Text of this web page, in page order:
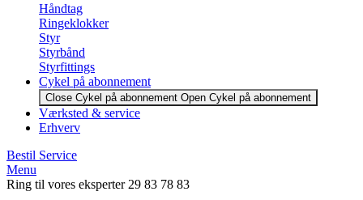
Håndtag
Ringeklokker
Styr
Styrbånd
Styrfittings
Cykel på abonnement
Close Cykel på abonnement Open Cykel på abonnement
Værksted & service
Erhverv
Bestil Service
Menu
Ring til vores eksperter 29 83 78 83